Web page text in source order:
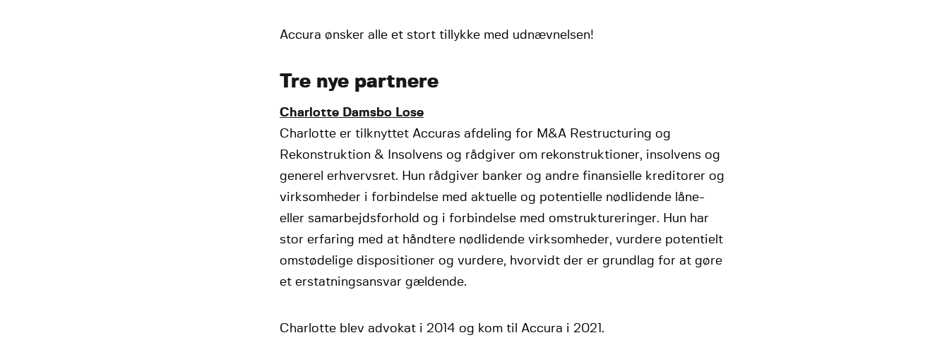
Accura ønsker alle et stort tillykke med udnævnelsen!
Tre nye partnere
Charlotte Damsbo Lose
Charlotte er tilknyttet Accuras afdeling for M&A Restructuring og
Rekonstruktion & Insolvens og rådgiver om rekonstruktioner, insolvens og
generel erhvervsret. Hun rådgiver banker og andre finansielle kreditorer og
virksomheder i forbindelse med aktuelle og potentielle nødlidende låne-
eller samarbejdsforhold og i forbindelse med omstruktureringer. Hun har
stor erfaring med at håndtere nødlidende virksomheder, vurdere potentielt
omstødelige dispositioner og vurdere, hvorvidt der er grundlag for at gøre
et erstatningsansvar gældende.
Charlotte blev advokat i 2014 og kom til Accura i 2021.